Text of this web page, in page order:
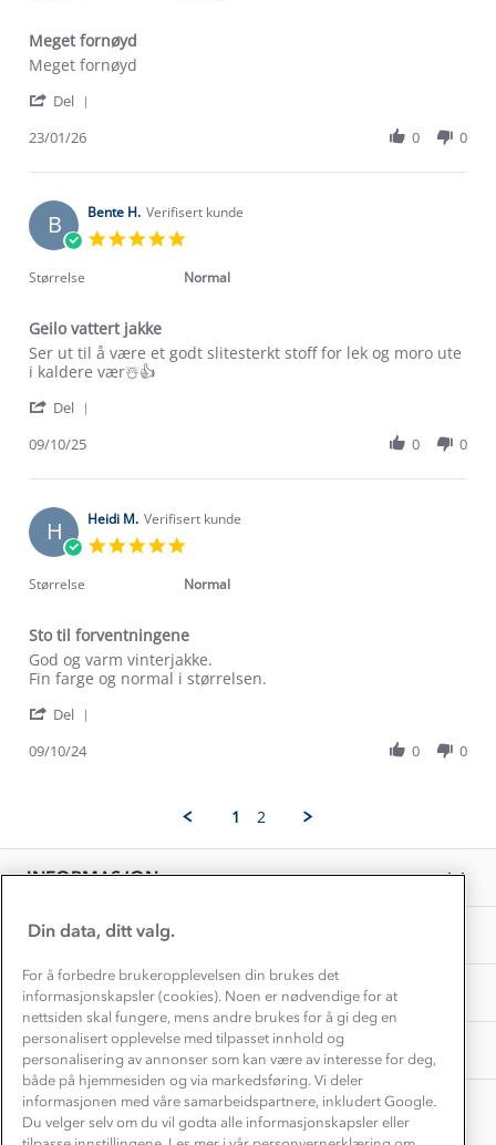
Meget fornøyd
Review
Aimee
on
Jan
review
Meget
Meget fornøyd
Del
Aimee
on
23
Jan
23/01/26 0 0
B Bente H. Verifisert kunde
rating
Størrelse Normal
Geilo vattert jakke
Review
by
H.
9
2025
review
stating
vattert
Ser ut til å være et godt slitesterkt stoff for lek og moro ute
i kaldere vær☃️👍
Del
Bente
on
9
Oct
09/10/25 0 0
H Heidi M. Verifisert kunde
rating
Størrelse Normal
Sto til forventningene
Review
by
M.
9
review
stating
til
God og varm vinterjakke.
Fin farge og normal i størrelsen.
Del
9
2024
09/10/24 0 0
1 2
INFORMASJON
Kundeservice
Kontakt oss
Konkurransevinnere
Kundeklubb
Bedrift, barnehage og SFO
Presse
OM OSS
Verdigrunnlag
Klima og miljø
Dyreetikk
1% til samfunnet
Samarbeide med oss?
TIPS OG RÅD
Dette trenger du til barnehagen
Gravidklær
Hvordan velge riktig turtøy?
Store størrelser
Turmat oppskrifter
Beredskap
AKTIVITETER
Norgesferie 🇳🇴
Få turinspirasjon og tips her⛰
Overnatte utendørs⛺
Leirskole 🥾
Barnehageansatt
Tips til hyttetur
Din data, ditt valg.
For å forbedre brukeropplevelsen din brukes det
informasjonskapsler (cookies). Noen er nødvendige for at
nettsiden skal fungere, mens andre brukes for å gi deg en
personalisert opplevelse med tilpasset innhold og
personalisering av annonser som kan være av interesse for deg,
både på hjemmesiden og via markedsføring. Vi deler
informasjonen med våre samarbeidspartnere, inkludert Google.
Du velger selv om du vil godta alle informasjonskapsler eller